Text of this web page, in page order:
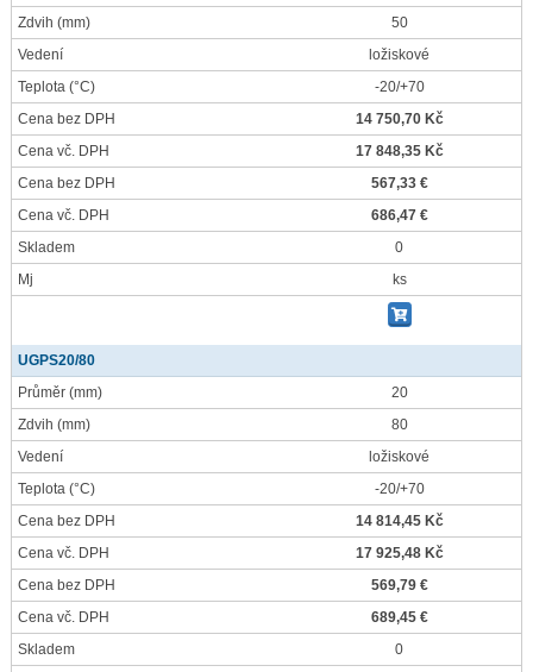
Zdvih (mm)
50
Vedení
ložiskové
Teplota (°C)
-20/+70
Cena bez DPH
14 750,70 Kč
Cena vč. DPH
17 848,35 Kč
Cena bez DPH
567,33 €
Cena vč. DPH
686,47 €
Skladem
0
Mj
ks
UGPS20/80
Průměr (mm)
20
Zdvih (mm)
80
Vedení
ložiskové
Teplota (°C)
-20/+70
Cena bez DPH
14 814,45 Kč
Cena vč. DPH
17 925,48 Kč
Cena bez DPH
569,79 €
Cena vč. DPH
689,45 €
Skladem
0